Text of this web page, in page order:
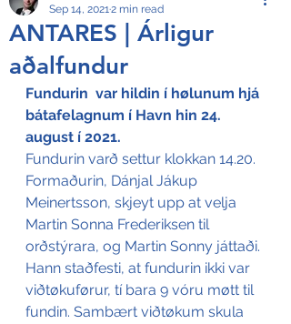
ANTARES | Árligur
aðalfundur
Sep 14, 20212 min read
Fundurin  var hildin í hølunum hjá
bátafelagnum í Havn hin 24.
august í 2021.
Fundurin varð settur klokkan 14.20.
Formaðurin, Dánjal Jákup
Meinertsson, skjeyt upp at velja
Martin Sonna Frederiksen til
orðstýrara, og Martin Sonny játtaði.
Hann staðfesti, at fundurin ikki var
viðtøkuførur, tí bara 9 vóru møtt til
fundin. Sambært viðtøkum skula